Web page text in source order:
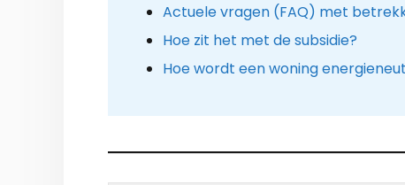
Actuele vragen (FAQ) met
Hoe zit het met de subsidie?
Hoe wordt een woning